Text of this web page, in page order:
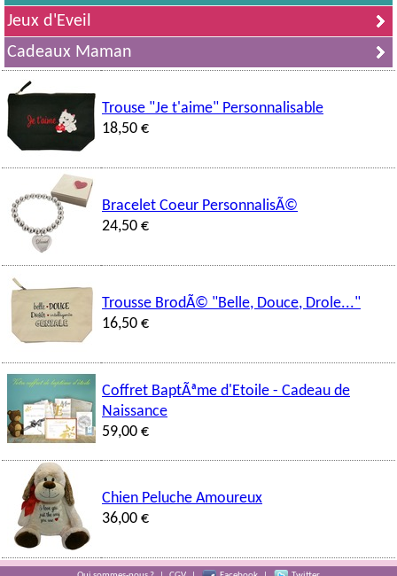
Jeux d'Eveil
Cadeaux Maman
Trouse "Je t'aime" Personnalisable
18,50 €
Bracelet Coeur PersonnalisÃ©
24,50 €
Trousse BrodÃ© "Belle, Douce, Drole..."
16,50 €
Coffret BaptÃªme d'Etoile - Cadeau de
Naissance
59,00 €
Chien Peluche Amoureux
36,00 €